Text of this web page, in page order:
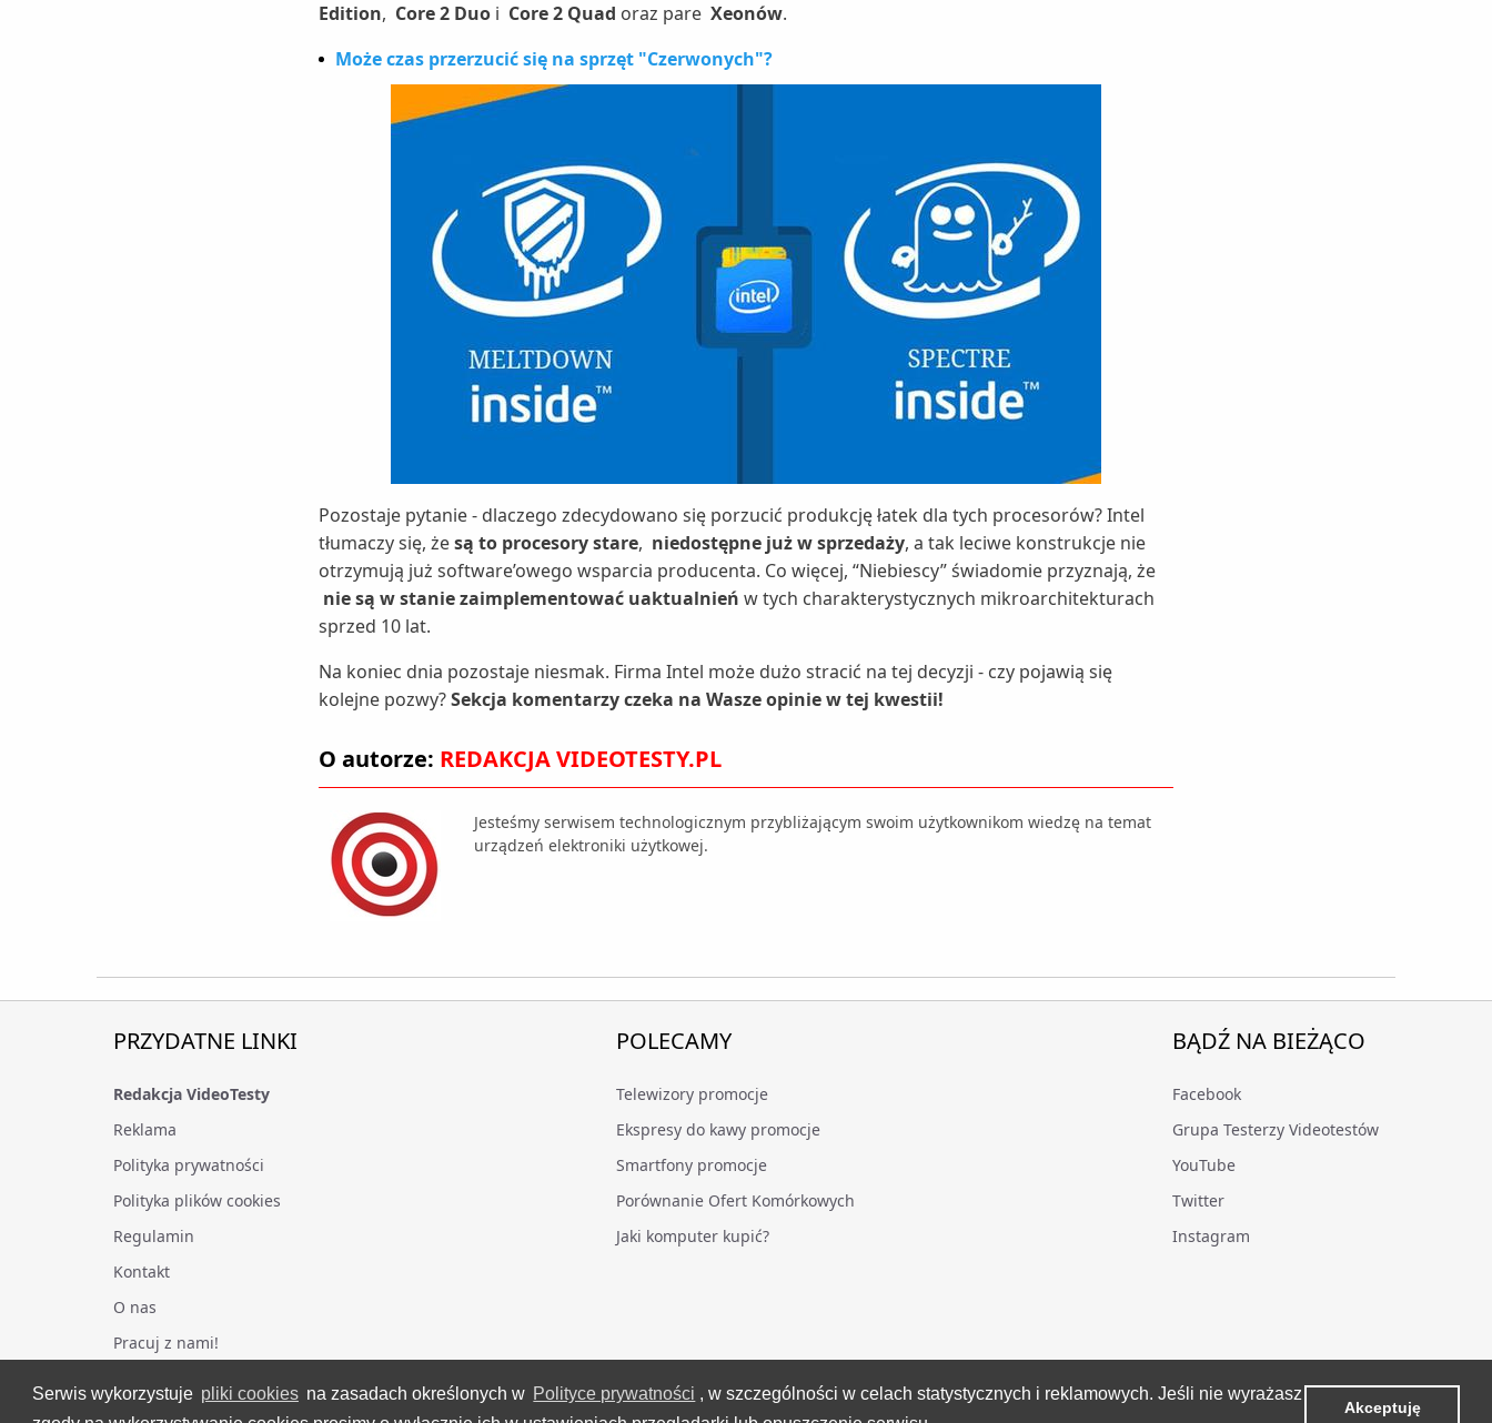
Serwis wykorzystuje pliki cookies na zasadach określonych w Polityce prywatności , w szczególności w celach statystycznych i reklamowych. Jeśli nie wyrażasz
Akceptuję
Edition, Core 2 Duo i Core 2 Quad oraz pare Xeonów.
Może czas przerzucić się na sprzęt "Czerwonych"?
Pozostaje pytanie - dlaczego zdecydowano się porzucić produkcję łatek dla tych procesorów? Intel
tłumaczy się, żesą to procesory stare, niedostępne już w sprzedaży, a tak leciwe konstrukcje nie
otrzymują już software’owego wsparcia producenta. Co więcej, “Niebiescy” świadomie przyznają, że
nie są w stanie zaimplementować uaktualnień w tych charakterystycznych mikroarchitekturach
sprzed 10 lat.
Na koniec dnia pozostaje niesmak. Firma Intel może dużo stracić na tej decyzji - czy pojawią się
kolejne pozwy?Sekcja komentarzy czeka na Wasze opinie w tej kwestii!
O autorze: REDAKCJA VIDEOTESTY.PL
Jesteśmy serwisem technologicznym przybliżającym swoim użytkownikom wiedzę na temat
urządzeń elektroniki użytkowej.
PRZYDATNE LINKI
Redakcja VideoTesty
Reklama
Polityka prywatności
Polityka plików cookies
Regulamin
Kontakt
O nas
Pracuj z nami!
POLECAMY
Telewizory promocje
Ekspresy do kawy promocje
Smartfony promocje
Porównanie Ofert Komórkowych
Jaki komputer kupić?
BĄDŹ NA BIEŻĄCO
Facebook
Grupa Testerzy Videotestów
YouTube
Twitter
Instagram
VideoTesty.pl Wszelkie prawa zastrzeżone